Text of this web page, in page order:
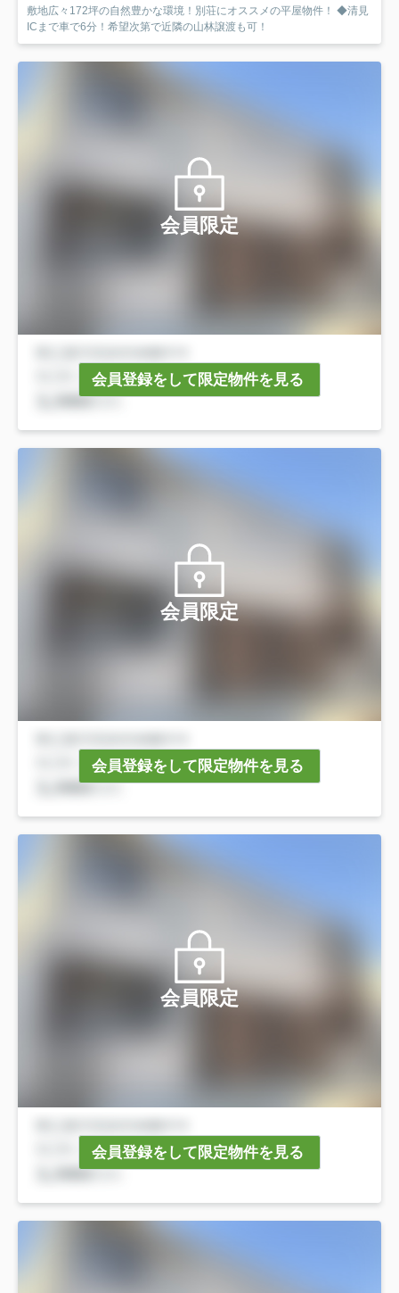
敷地広々172坪の自然豊かな環境！別荘にオススメの平屋物件！ ◆清見
ICまで車で6分！希望次第で近隣の山林譲渡も可！
会員限定
会員登録をして限定物件を見る
会員限定
会員登録をして限定物件を見る
会員限定
会員登録をして限定物件を見る